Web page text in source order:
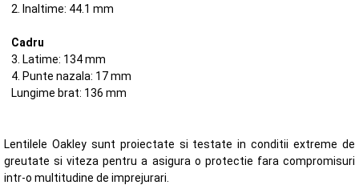
2. Inaltime: 44.1 mm
Cadru
3. Latime: 134 mm
4. Punte nazala: 17 mm
Lungime brat: 136 mm
Lentilele Oakley sunt proiectate si testate in conditii extreme de
greutate si viteza pentru a asigura o protectie fara compromisuri
intr-o multitudine de imprejurari.